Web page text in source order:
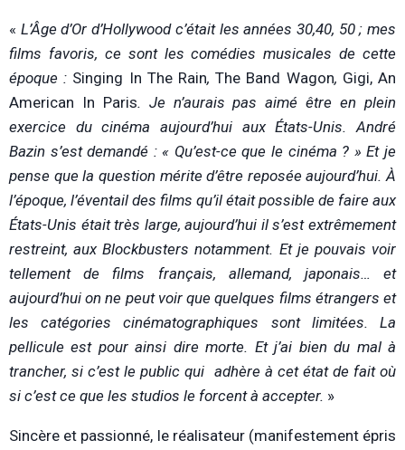
« L’Âge d’Or d’Hollywood c’était les années 30,40, 50 ; mes
films favoris, ce sont les comédies musicales de cette
époque : Singing In The Rain,The Band Wagon, Gigi, An
American In Paris. Je n’aurais pas aimé être en plein
exercice du cinéma aujourd’hui aux États-Unis. André
Bazin s’est demandé : « Qu’est-ce que le cinéma ? » Et je
pense que la question mérite d’être reposée aujourd’hui. À
l’époque, l’éventail des films qu’il était possible de faire aux
États-Unis était très large, aujourd’hui il s’est extrêmement
restreint, aux Blockbusters notamment. Et je pouvais voir
tellement de films français, allemand, japonais… et
aujourd’hui on ne peut voir que quelques films étrangers et
les catégories cinématographiques sont limitées. La
pellicule est pour ainsi dire morte. Et j’ai bien du mal à
trancher, si c’est le public qui adhère à cet état de fait où
si c’est ce que les studios le forcent à accepter. »
Sincère et passionné, le réalisateur (manifestement épris